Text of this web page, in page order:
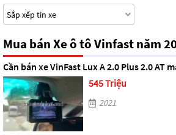
Mua bán Xe ô tô Vinfast năm
Cần bán xe VinFast Lux A 2.0 Plus 2.0 AT
545 Triệu
2021